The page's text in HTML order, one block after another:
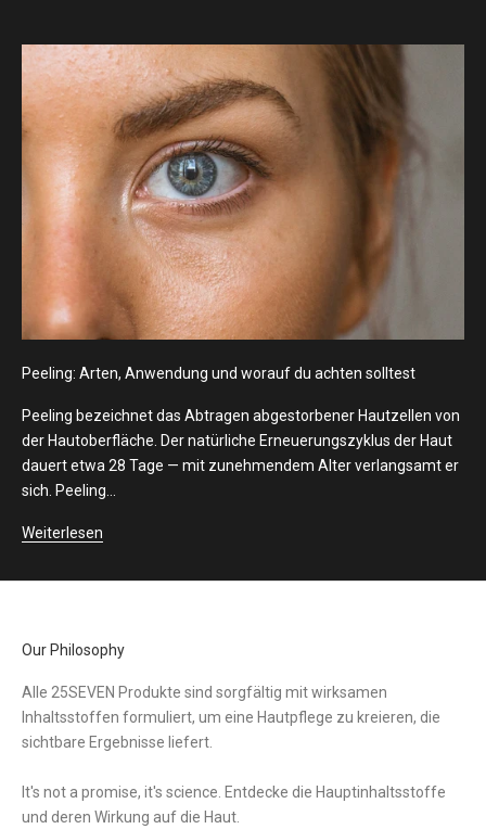
Peeling: Arten, Anwendung und worauf du achten solltest
Peeling bezeichnet das Abtragen abgestorbener Hautzellen von
der Hautoberfläche. Der natürliche Erneuerungszyklus der Haut
dauert etwa 28 Tage — mit zunehmendem Alter verlangsamt er
sich. Peeling...
Weiterlesen
Our Philosophy
Alle 25SEVEN Produkte sind sorgfältig mit wirksamen
Inhaltsstoffen formuliert, um eine Hautpflege zu kreieren, die
sichtbare Ergebnisse liefert.
It's not a promise, it's science. Entdecke die Hauptinhaltsstoffe
und deren Wirkung auf die Haut.